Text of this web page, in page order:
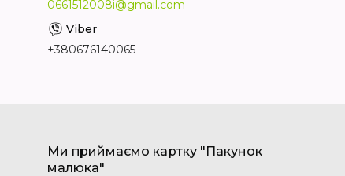
0661512008i@gmail.com
+380676140065
Ми приймаємо картку "Пакунок
малюка"